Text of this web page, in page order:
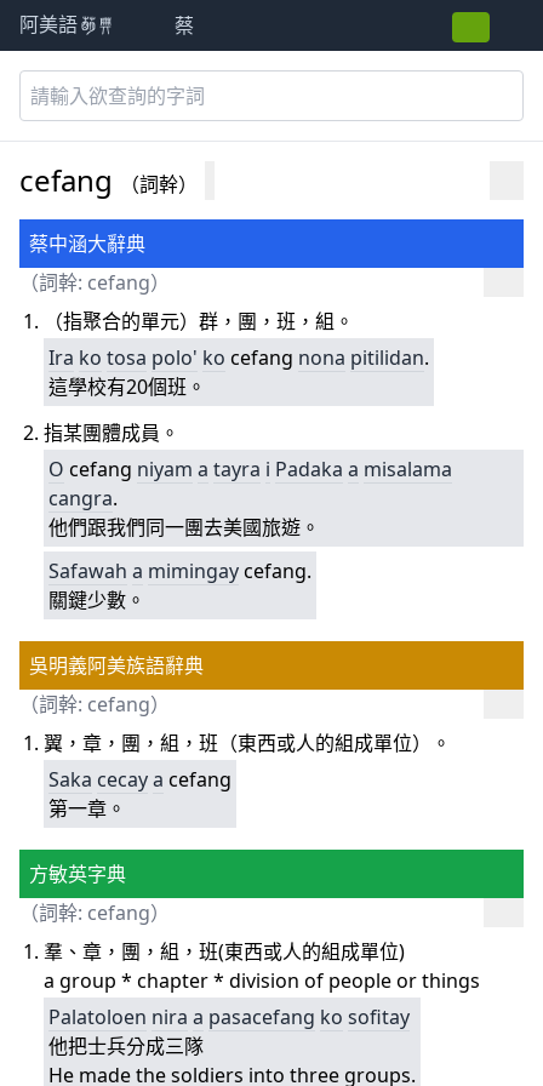
阿美語萌典 蔡
cefang （詞幹）
蔡中涵大辭典
（詞幹: cefang）
（指聚合的單元）群，團，班，組。
Ira ko tosa polo' ko cefang nona pitilidan.
這學校有20個班。
指某團體成員。
O cefang niyam a tayra i Padaka a misalama
cangra.
他們跟我們同一團去美國旅遊。
Safawah a mimingaycefang.
關鍵少數。
吳明義阿美族語辭典
（詞幹: cefang）
翼，章，團，組，班（東西或人的組成單位）。
Saka cecaya cefang
第一章。
方敏英字典
（詞幹: cefang）
羣、章，團，組，班(東西或人的組成單位)
a group * chapter * division of people or things
Palatoloen nira a pasacefang ko sofitay
他把士兵分成三隊
He made the soldiers into three groups.